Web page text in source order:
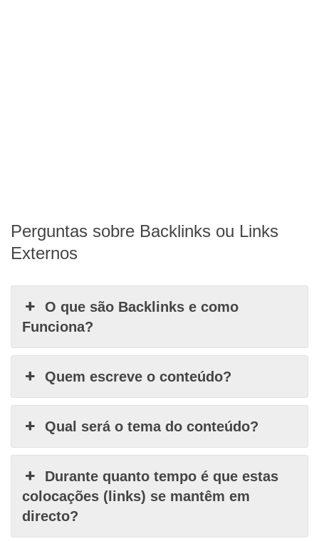
Perguntas sobre Backlinks ou Links
Externos
O que são Backlinks e como
Funciona?
Quem escreve o conteúdo?
Qual será o tema do conteúdo?
Durante quanto tempo é que estas
colocações (links) se mantêm em
directo?